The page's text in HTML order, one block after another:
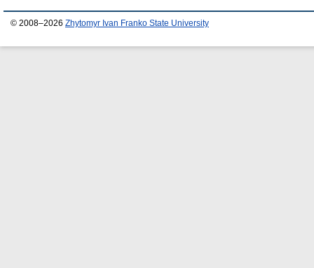
© 2008–2026 Zhytomyr Ivan Franko State University